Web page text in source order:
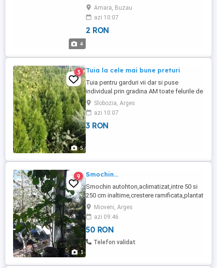
4
rezistent la seceta ger si praf adaptabil la
orice fel de sol si suporta orice fel de
tundere Plantele sunt repicate adica puse
individual pentru asi forma coroana
50cm=4lei 50-60cm=5lei 60-70cm=6lei 70-
80cm=7lei 80-90cm=8lei 90-100cm=9lei
100-110cm=10lei Livrez ...
Amara, Buzau
azi 10:07
2 RON
5
3 Tuia la cele mai bune preturi
Tuia pentru garduri vii dar si puse
individual prin gradina AM toate felurile de
tuia trebuie doar sa comandati si livrez in
toata tara
Slobozia, Arges
azi 10:07
3 RON
1
9 Smochin...
Smochin autohton,aclimatizat,intre 50 si
250 cm inaltime,crestere ramificata,plantat
in ghiveci,inradacinat pentru a putea fi
transplantat in gradina sau pastrat in
casa.La coacere fructele au marimea unei
mingi de pinpong si au culoarea mov-
verzui-pret 50lei negociabil.Pentru mai
Mioveni, Arges
azi 09:46
50 RON
Telefon validat